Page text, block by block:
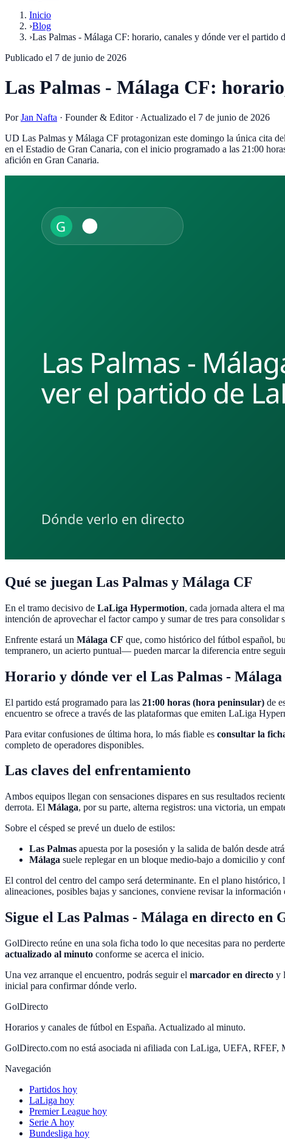
Inicio
›Blog
›Las Palmas - Málaga CF: horario, canales y dónde ver el partido
Publicado el 7 de junio de 2026
Las Palmas - Málaga CF:
Por Jan Nafta · Founder & Editor· Actualizado el 7 de junio de 2026
UD Las Palmas y Málaga CF protagonizan este domingo la única cita
en el Estadio de Gran Canaria, con el inicio programado a las 21:00
afición en Gran Canaria.
Qué se juegan Las Palmas y Málaga CF
En el tramo decisivo de LaLiga Hypermotion, cada jornada altera el
intención de aprovechar el factor campo y sumar de tres para consolidar
Enfrente estará un Málaga CF que, como histórico del fútbol español,
tempranero, un acierto puntual— pueden marcar la diferencia entre
Horario y dónde ver el Las Palmas - Málaga
El partido está programado para las 21:00 horas (hora peninsular) de
encuentro se ofrece a través de las plataformas que emiten LaLiga
Para evitar confusiones de última hora, lo más fiable es consultar la
completo de operadores disponibles.
Las claves del enfrentamiento
Ambos equipos llegan con sensaciones dispares en sus resultados
derrota. El Málaga, por su parte, alterna registros: una victoria, un
Sobre el césped se prevé un duelo de estilos:
Las Palmas apuesta por la posesión y la salida de balón desde
Málaga suele replegar en un bloque medio-bajo a domicilio y
El control del centro del campo será determinante. En el plano histórico,
alineaciones, posibles bajas y sanciones, conviene revisar la
Sigue el Las Palmas - Málaga en directo en
GolDirecto reúne en una sola ficha todo lo que necesitas para no
actualizado al minuto conforme se acerca el inicio.
Una vez arranque el encuentro, podrás seguir el marcador en directo y
inicial para confirmar dónde verlo.
GolDirecto
Horarios y canales de fútbol en España. Actualizado al minuto.
GolDirecto.com no está asociada ni afiliada con LaLiga, UEFA,
Navegación
Partidos hoy
LaLiga hoy
Premier League hoy
Serie A hoy
Bundesliga hoy